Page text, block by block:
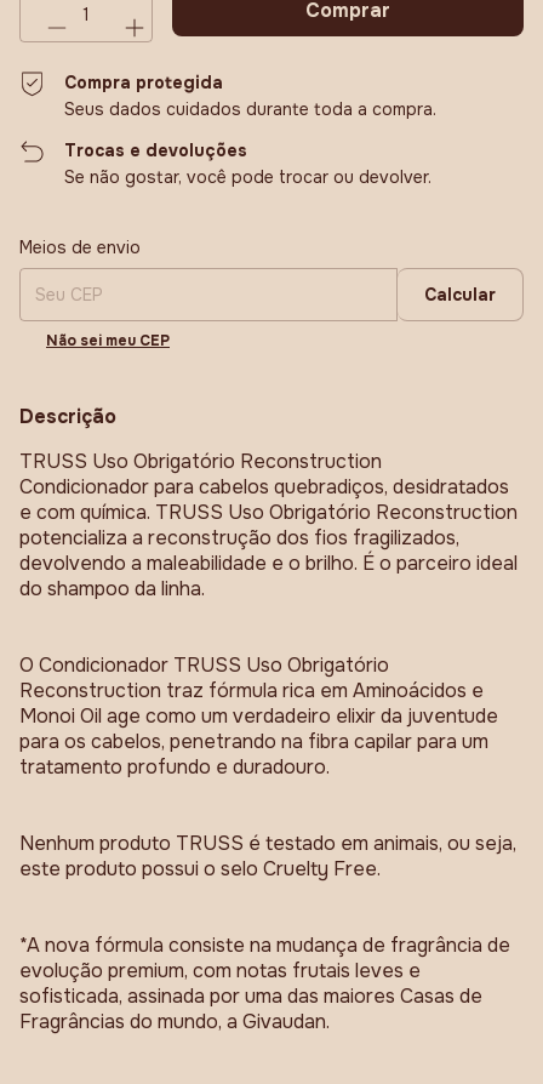
Compra protegida
Seus dados cuidados durante toda a compra.
Trocas e devoluções
Se não gostar, você pode trocar ou devolver.
Entregas para o CEP:
Meios de envio
Calcular
Não sei meu CEP
Descrição
TRUSS Uso Obrigatório Reconstruction
Condicionador para cabelos quebradiços, desidratados
e com química. TRUSS Uso Obrigatório Reconstruction
potencializa a reconstrução dos fios fragilizados,
devolvendo a maleabilidade e o brilho. É o parceiro ideal
do shampoo da linha.
O Condicionador TRUSS Uso Obrigatório
Reconstruction traz fórmula rica em Aminoácidos e
Monoi Oil age como um verdadeiro elixir da juventude
para os cabelos, penetrando na fibra capilar para um
tratamento profundo e duradouro.
Nenhum produto TRUSS é testado em animais, ou seja,
este produto possui o selo Cruelty Free.
*A nova fórmula consiste na mudança de fragrância de
evolução premium, com notas frutais leves e
sofisticada, assinada por uma das maiores Casas de
Fragrâncias do mundo, a Givaudan.